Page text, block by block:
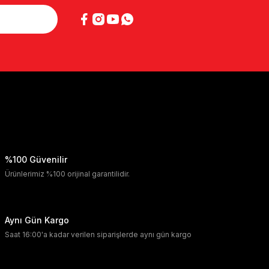
%100 Güvenilir
Ürünlerimiz %100 orijinal garantilidir.
Aynı Gün Kargo
Saat 16:00'a kadar verilen siparişlerde aynı gün kargo